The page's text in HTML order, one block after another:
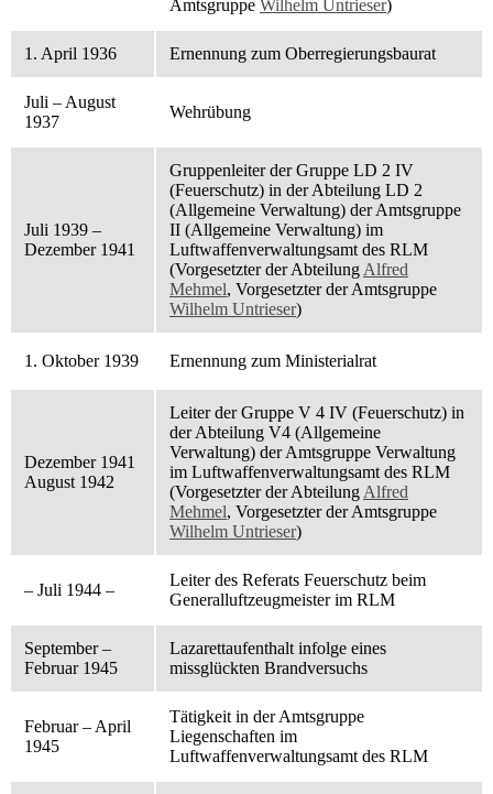
Amtsgruppe Wilhelm Untrieser)
1. April 1936 Ernennung zum Oberregierungsbaurat
Juli – August
1937
Wehrübung
Juli 1939 –
Dezember 1941
Gruppenleiter der Gruppe LD 2 IV
(Feuerschutz) in der Abteilung LD 2
(Allgemeine Verwaltung) der Amtsgruppe
II (Allgemeine Verwaltung) im
Luftwaffenverwaltungsamt des RLM
(Vorgesetzter der Abteilung Alfred
Mehmel, Vorgesetzter der Amtsgruppe
Wilhelm Untrieser)
1. Oktober 1939 Ernennung zum Ministerialrat
Dezember 1941
August 1942
Leiter der Gruppe V 4 IV (Feuerschutz) in
der Abteilung V4 (Allgemeine
Verwaltung) der Amtsgruppe Verwaltung
im Luftwaffenverwaltungsamt des RLM
(Vorgesetzter der Abteilung Alfred
Mehmel, Vorgesetzter der Amtsgruppe
Wilhelm Untrieser)
– Juli 1944 –
Leiter des Referats Feuerschutz beim
Generalluftzeugmeister im RLM
September –
Februar 1945
Lazarettaufenthalt infolge eines
missglückten Brandversuchs
Februar – April
1945
Tätigkeit in der Amtsgruppe
Liegenschaften im
Luftwaffenverwaltungsamt des RLM